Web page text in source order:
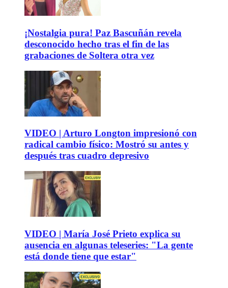
¡Nostalgia pura! Paz Bascuñán revela
desconocido hecho tras el fin de las
grabaciones de Soltera otra vez
VIDEO | Arturo Longton impresionó con
radical cambio físico: Mostró su antes y
después tras cuadro depresivo
VIDEO | María José Prieto explica su
ausencia en algunas teleseries: "La gente
está donde tiene que estar"